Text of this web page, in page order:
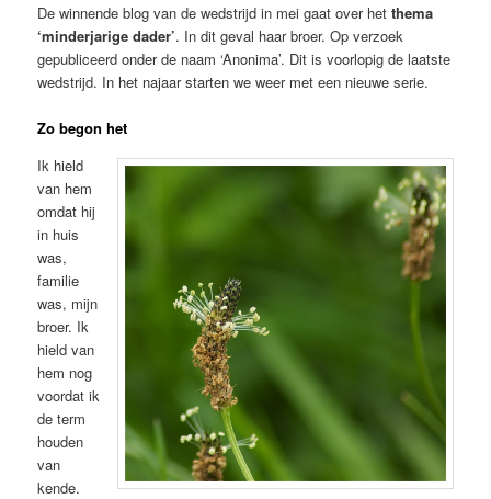
De winnende blog van de wedstrijd in mei gaat over hetthema
‘minderjarige dader’. In dit geval haar broer. Op verzoek
gepubliceerd onder de naam ‘Anonima’. Dit is voorlopig de laatste
wedstrijd. In het najaar starten we weer met een nieuwe serie.
Zo begon het
Ik hield
van hem
omdat hij
in huis
was,
familie
was, mijn
broer. Ik
hield van
hem nog
voordat ik
de term
houden
van
kende.